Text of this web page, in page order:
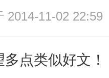
2014-11-02 22:59
点类似好文！